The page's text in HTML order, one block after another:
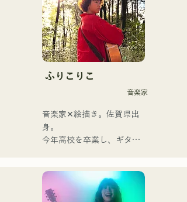
แก่นแท้ของป๊อปร็อกถูก
ถ่ายทอดผ่านบทเพลงอันแสน
คิดถึง ขับร้องโดยนักร้องและ
มือกีตาร์ ยูมะ คามิยะ
ท่วงทำนองและเนื้อร้องที่บาง
ดนตรีที่หลากหลายของ
สมาชิกในวง ก่อให้เกิดดนตรี
ที่หลากหลาย และยังคง
ふりこりこ
音楽家
音楽家✕絵描き。佐賀県出
身。
今年高校を卒業し、ギター
行う傍ら、大胆な色彩感覚
を活かしたアート制作に励